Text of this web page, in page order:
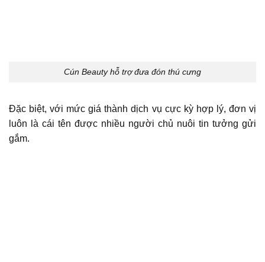
Cún Beauty hỗ trợ đưa đón thú cưng
Đặc biệt, với mức giá thành dịch vụ cực kỳ hợp lý, đơn vị
luôn là cái tên được nhiều người chủ nuôi tin tưởng gửi
gắm.